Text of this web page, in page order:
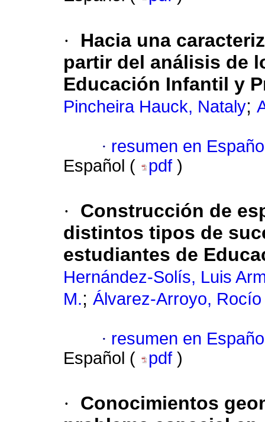
·
Hacia una
partir del análisis de
Educación Infantil y
Pincheira Hauck, Nataly;
· resumen en
Español (
pdf )
·
Construcción de
distintos tipos de
estudiantes de
Hernández-Solís, Luis
M.; Álvarez-Arroyo, Rocío
· resumen en
Español (
pdf )
·
Conocimientos